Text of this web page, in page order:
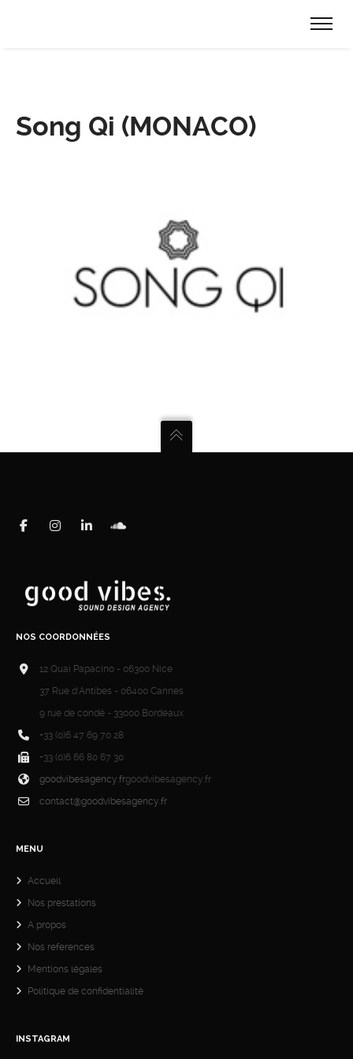
Song Qi (MONACO)
NOS COORDONNÉES
12 Quai Papacino - 06300 Nice
37 Rue d'Antibes - 06400 Cannes
9 rue de condé - 33000 Bordeaux
+33 (0)6 47 69 70 28
+33 (0)6 66 80 67 30
goodvibesagency.frgoodvibesagency.fr
contact@goodvibesagency.fr
MENU
Accueil
Nos prestations
A propos
Nos references
Mentions légales
Politique de confidentialité
INSTAGRAM